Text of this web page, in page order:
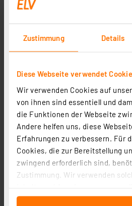
Zustimmung Details
Diese Webseite verwendet
Wir verwenden Cookies auf
von ihnen sind essentiell und
die Funktionen der Webseite
Andere helfen uns, diese
Erfahrungen zu verbessern. Für
Cookies, die zur Bereitstellung
zwingend erforderlich sind,
Zustimmung. Wir verwenden
für soziale Medien anbieten zu
Homematic IP Smart Home
Controller, HmIP-FDC
Artikel-Nr. 160811